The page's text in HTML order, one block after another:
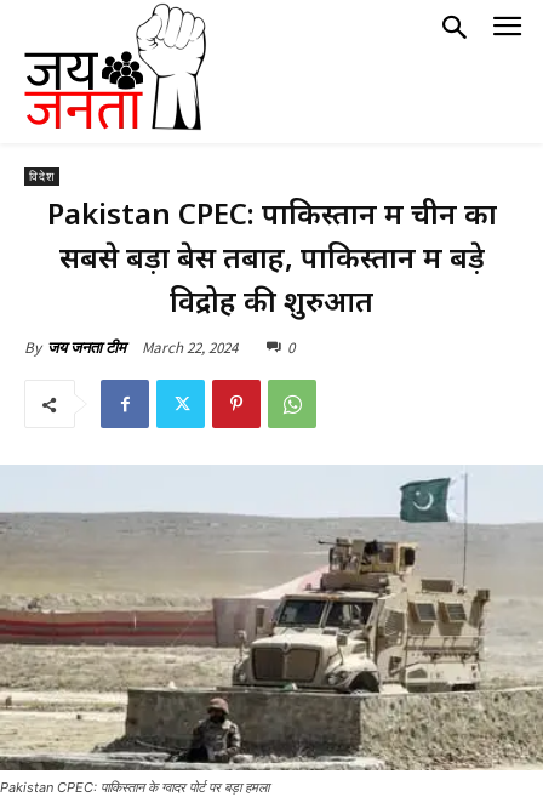
विदेश
Pakistan CPEC: पाकिस्तान में चीन का
सबसे बड़ा बेस तबाह, पाकिस्तान में बड़े
विद्रोह की शुरुआत
By जय जनता टीम March 22, 2024 0
Pakistan CPEC: पाकिस्तान के ग्वादर पोर्ट पर बड़ा हमला